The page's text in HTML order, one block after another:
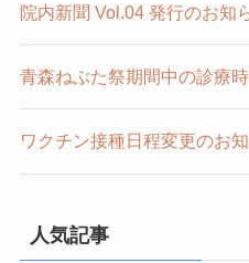
院内新聞 Vol.04 発行のお知
青森ねぶた祭期間中の診療
ワクチン接種日程変更のお
人気記事